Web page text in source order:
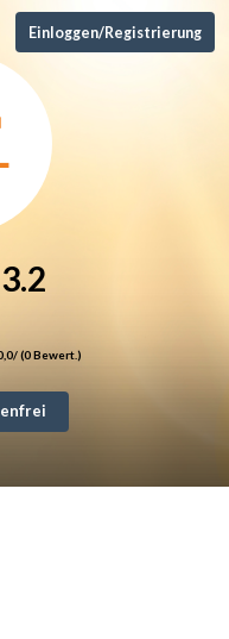
Einloggen/Registrierung
/ (0Bewert.)